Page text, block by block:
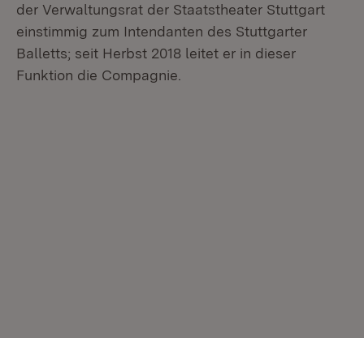
der Verwaltungsrat der Staatstheater Stuttgart
einstimmig zum Intendanten des Stuttgarter
Balletts; seit Herbst 2018 leitet er in dieser
Funktion die Compagnie.